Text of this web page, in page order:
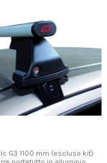
G3 1100 mm (escluso kit)